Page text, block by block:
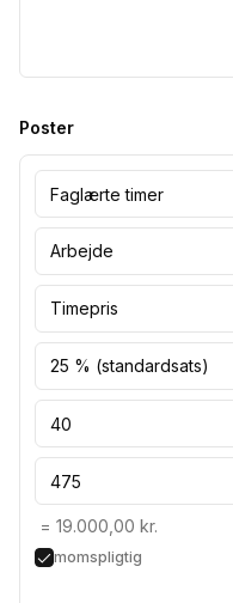
Poster
Arbejde
Timepris
25 % (standardsats)
= 19.000,00 kr.
momspligtig